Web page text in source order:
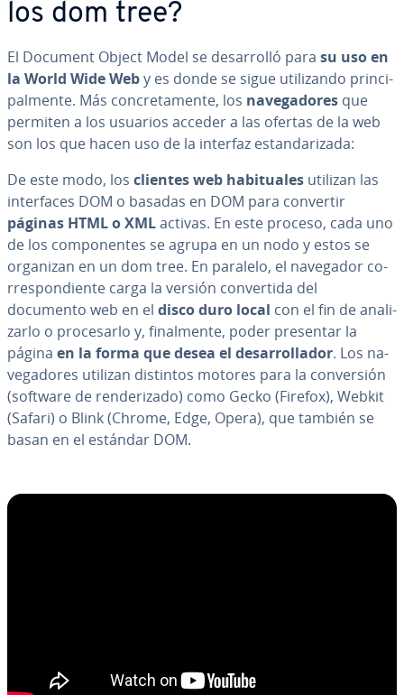
los dom tree?
El Document Object Model se de­sa­rro­lló para su uso en
la World Wide Weby es donde se sigue uti­li­za­n­do pri­n­ci­
pa­l­me­n­te. Más co­n­cre­ta­me­n­te, los na­ve­ga­do­res que
permiten a los usuarios acceder a las ofertas de la web
son los que hacen uso de la interfaz es­ta­n­da­ri­za­da:
De este modo, los clientes web ha­bi­tua­les utilizan las
in­te­r­fa­ces DOM o basadas en DOM para convertir
páginas HTML o XMLactivas. En este proceso, cada uno
de los co­m­po­ne­n­tes se agrupa en un nodo y estos se
organizan en un dom tree. En paralelo, el navegador co­
rre­s­po­n­die­n­te carga la versión co­n­ve­r­ti­da del
documento web en el disco duro local con el fin de ana­li­
zar­lo o pro­ce­sar­lo y, fi­na­l­me­n­te, poder presentar la
página en la forma que desea el de­sa­rro­lla­dor. Los na­
ve­ga­do­res utilizan distintos motores para la co­n­ve­r­sión
(software de re­n­de­ri­za­do) como Gecko (Firefox), Webkit
(Safari) o Blink (Chrome, Edge, Opera), que también se
basan en el estándar DOM.